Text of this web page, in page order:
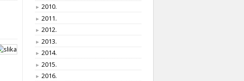
► 2010.
► 2011.
► 2012.
► 2013.
► 2014.
► 2015.
► 2016.